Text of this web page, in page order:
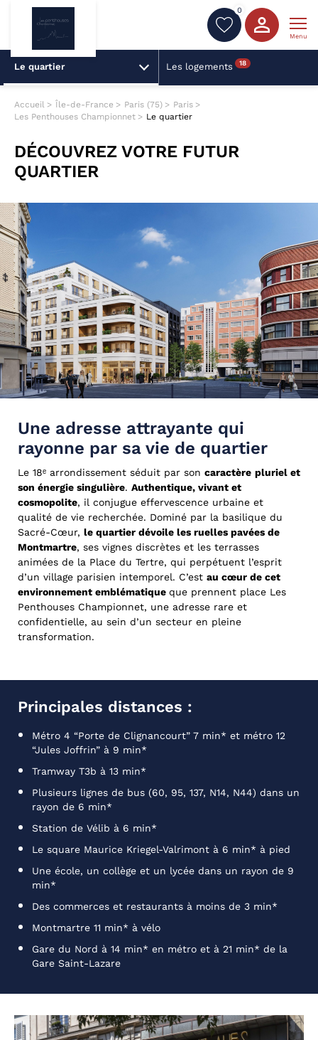
0
Menu
Le quartier Les logements 18
Accueil Île-de-France Paris (75)
Paris
Les Penthouses Championnet
Le quartier
DÉCOUVREZ VOTRE FUTUR
QUARTIER
Une adresse attrayante qui
rayonne par sa vie de quartier
Le 18ᵉ arrondissement séduit par son caractère pluriel et
son énergie singulière. Authentique, vivant et
cosmopolite, il conjugue effervescence urbaine et
qualité de vie recherchée. Dominé par la basilique du
Sacré-Cœur, le quartier dévoile les ruelles pavées de
Montmartre, ses vignes discrètes et les terrasses
animées de la Place du Tertre, qui perpétuent l’esprit
d’un village parisien intemporel. C’est au cœur de cet
environnement emblématique que prennent place Les
Penthouses Championnet, une adresse rare et
confidentielle, au sein d’un secteur en pleine
transformation.
Principales distances :
Métro 4 “Porte de Clignancourt” 7 min* et métro 12
“Jules Joffrin” à 9 min*
Tramway T3b à 13 min*
Plusieurs lignes de bus (60, 95, 137, N14, N44) dans un
rayon de 6 min*
Station de Vélib à 6 min*
Le square Maurice Kriegel-Valrimont à 6 min* à pied
Une école, un collège et un lycée dans un rayon de 9
min*
Des commerces et restaurants à moins de 3 min*
Montmartre 11 min* à vélo
Gare du Nord à 14 min* en métro et à 21 min* de la
Gare Saint-Lazare